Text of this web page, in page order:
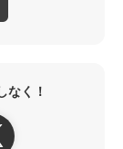
なく！